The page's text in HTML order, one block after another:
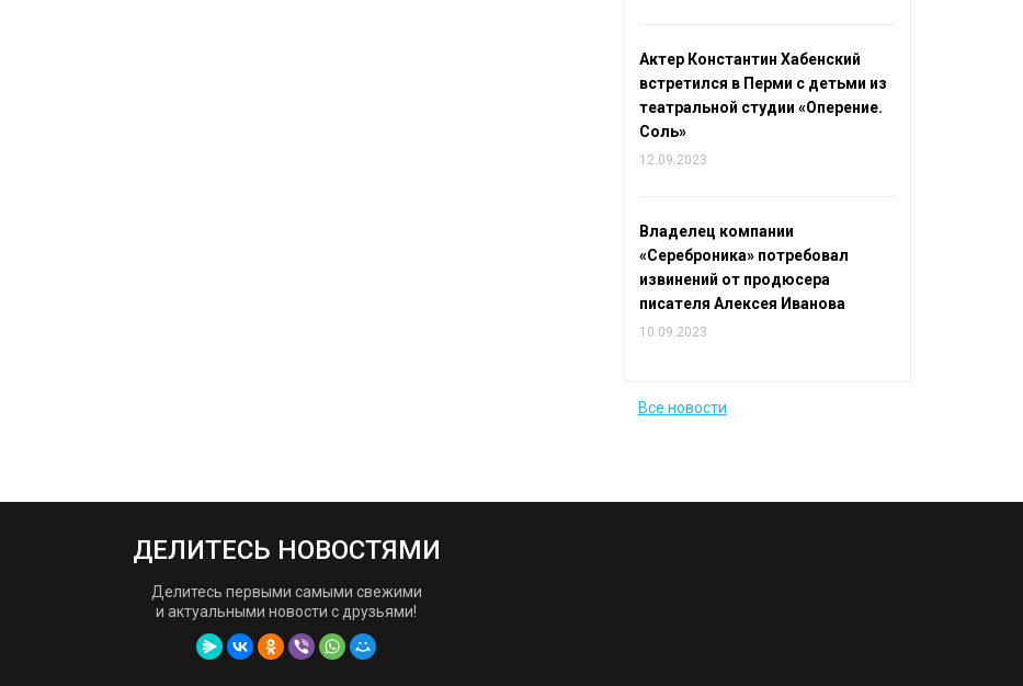
Актер Константин Хабенский
встретился в Перми с детьми из
театральной студии «Оперение.
Соль»
12.09.2023
Владелец компании
«Сереброника» потребовал
извинений от продюсера
писателя Алексея Иванова
10.09.2023
Все новости
ДЕЛИТЕСЬ НОВОСТЯМИ
Делитесь первыми самыми свежими
и актуальными новости с друзьями!